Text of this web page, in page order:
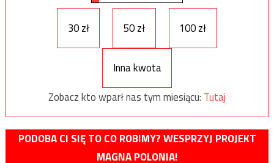
30 zł 50 zł 100 zł
Inna kwota
Zobacz kto wparł nas tym miesiącu: Tutaj
PODOBA CI SIĘ TO CO ROBIMY? WESPRZYJ PROJEKT
MAGNA POLONIA!